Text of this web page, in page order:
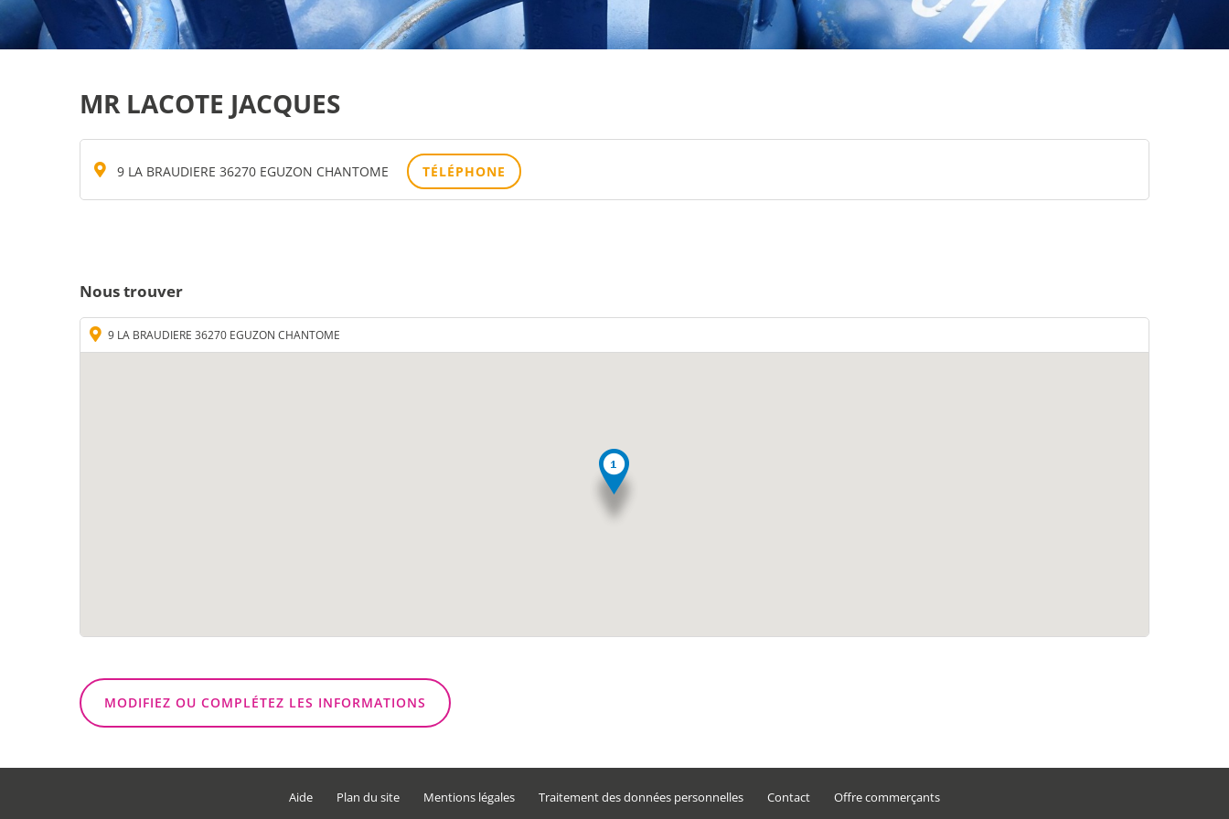
MR LACOTE JACQUES
9 LA BRAUDIERE 36270 EGUZON CHANTOME TÉLÉPHONE
Nous trouver
9 LA BRAUDIERE 36270 EGUZON CHANTOME
MODIFIEZ OU COMPLÉTEZ LES INFORMATIONS
Aide Plan du site Mentions légales Traitement des données personnelles Contact Offre commerçants